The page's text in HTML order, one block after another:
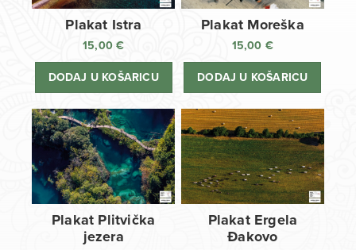
Plakat Istra
15,00€
DODAJ U KOŠARICU
Plakat Moreška
15,00 €
DODAJ U KOŠARICU
Plakat Plitvička
jezera
Plakat Ergela
Đakovo